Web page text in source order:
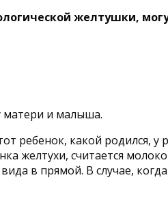
желтушки,
матери и малыша.
ребенок, какой родился,
желтухи, считается
в прямой. В случае,